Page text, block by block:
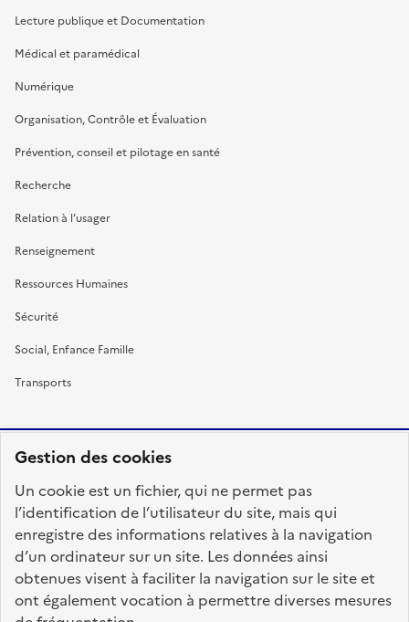
Gestion des cookies
Un cookie est un fichier, qui ne permet pas
l’identification de l’utilisateur du site, mais qui
enregistre des informations relatives à la navigation
d’un ordinateur sur un site. Les données ainsi
obtenues visent à faciliter la navigation sur le site et
ont également vocation à permettre diverses mesures
Lecture publique et Documentation
Médical et paramédical
Numérique
Organisation, Contrôle et Évaluation
Prévention, conseil et pilotage en santé
Recherche
Relation à l’usager
Renseignement
Ressources Humaines
Sécurité
Social, Enfance Famille
Transports
FRANÇAISE
fonction-publique.gouv.fr
legifrance.gouv.fr